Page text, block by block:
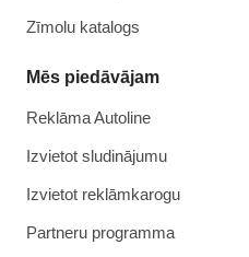
Zīmolu katalogs
Mēs piedāvājam
Reklāma Autoline
Izvietot sludinājumu
Izvietot reklāmkarogu
Partneru programma